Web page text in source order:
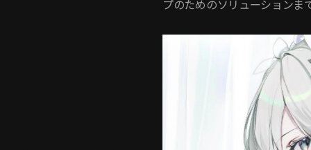
プのためのソリューションま